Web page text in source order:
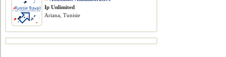
Ip Unlimited
Ariana, Tunisie